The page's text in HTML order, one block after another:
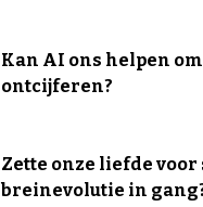
Kan AI ons helpen
ontcijferen?
Zette onze liefde voor
breinevolutie in